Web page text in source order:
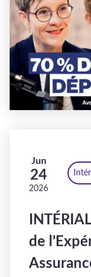
Jun
24
2026
de